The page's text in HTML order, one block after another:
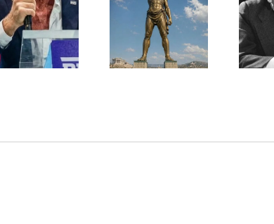
Ile de Rhodes ;
un foyer juif
déserté
Une lettre
inédite de
Malraux sur
l’État d’Israël |
PAR « LA REGLE